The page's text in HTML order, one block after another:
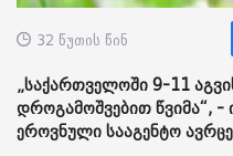
32 წუთის წინ
„საქართველოში 9-11
დროგამოშვებით წვიმა“, -
ეროვნული სააგენტო